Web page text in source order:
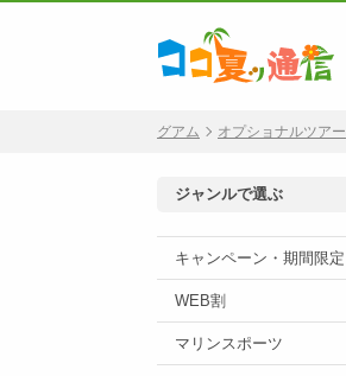
グアム オプショナルツアー
ジャンルで選ぶ
キャンペーン・期間限定
WEB割
マリンスポーツ